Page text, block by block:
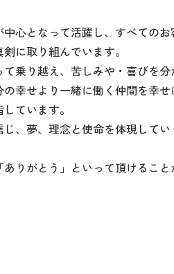
心となって活躍し、すべての
に取り組んでいます。
乗り越え、苦しみや・喜びを
幸せより一緒に働く仲間を幸
ています。
、夢、理念と使命を体現して
りがとう」といって頂けるこ